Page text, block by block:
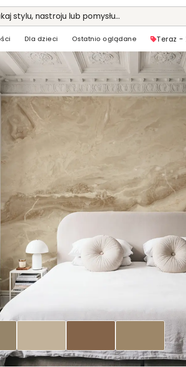
stylu, nastroju lub pomysłu...
Dla dzieci Ostatnio oglądane Teraz -